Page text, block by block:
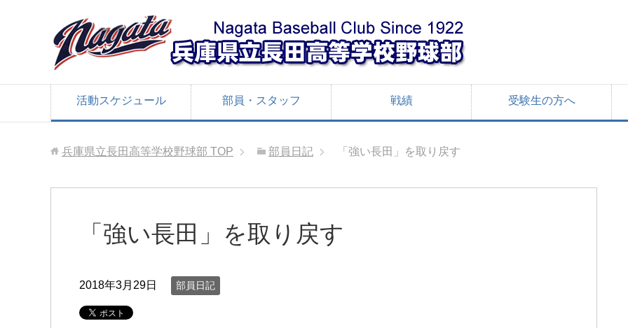
活動スケジュール 部員・スタッフ 戦績 受験生の方へ
兵庫県立長田高等学校野球部 TOP 部員日記 「強い長田」を取り戻す
「強い長田」を取り戻す
2018年3月29日 部員日記